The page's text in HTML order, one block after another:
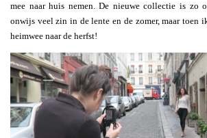
mee naar huis nemen. De nieuwe collectie is zo
onwijs veel zin in de lente en de zomer, maar toen
heimwee naar de herfst!